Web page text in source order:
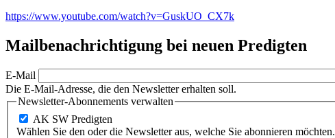
https://www.youtube.com/watch?v=GuskUO_CX7k
Mailbenachrichtigung bei neuen Predigten
E-Mail
Die E-Mail-Adresse, die den Newsletter erhalten soll.
Newsletter-Abonnements verwalten
AK SW Predigten
Wählen Sie den oder die Newsletter aus, welche Sie abonnieren möchten.